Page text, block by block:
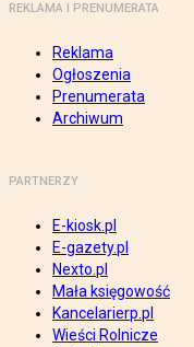
REKLAMA I PRENUMERATA
Reklama
Ogłoszenia
Prenumerata
Archiwum
PARTNERZY
E-kiosk.pl
E-gazety.pl
Nexto.pl
Mała księgowość
Kancelarierp.pl
Wieści Rolnicze